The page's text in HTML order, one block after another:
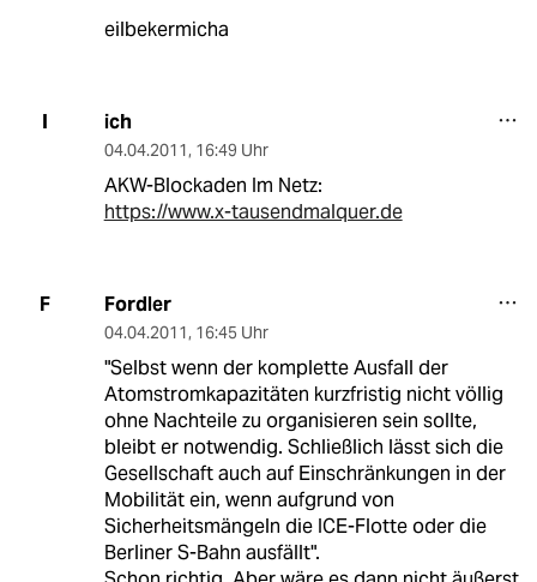
eilbekermicha
I ich
04.04.2011, 16:49 Uhr
AKW-Blockaden Im Netz:
https://www.x-tausendmalquer.de
F Fordler
04.04.2011, 16:45 Uhr
"Selbst wenn der komplette Ausfall der
Atomstromkapazitäten kurzfristig nicht völlig
ohne Nachteile zu organisieren sein sollte,
bleibt er notwendig. Schließlich lässt sich die
Gesellschaft auch auf Einschränkungen in der
Mobilität ein, wenn aufgrund von
Sicherheitsmängeln die ICE-Flotte oder die
Berliner S-Bahn ausfällt".